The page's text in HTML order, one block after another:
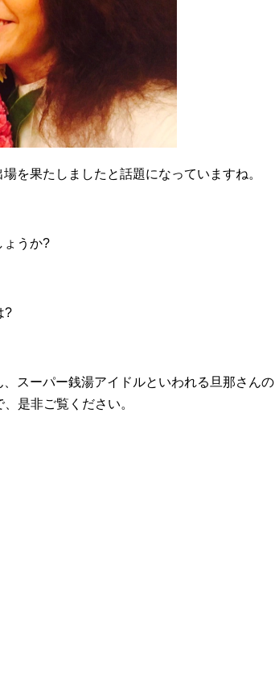
を果たしましたと話題になっていますね。
ょうか?
?
スーパー銭湯アイドルといわれる旦那さんの
是非ご覧ください。